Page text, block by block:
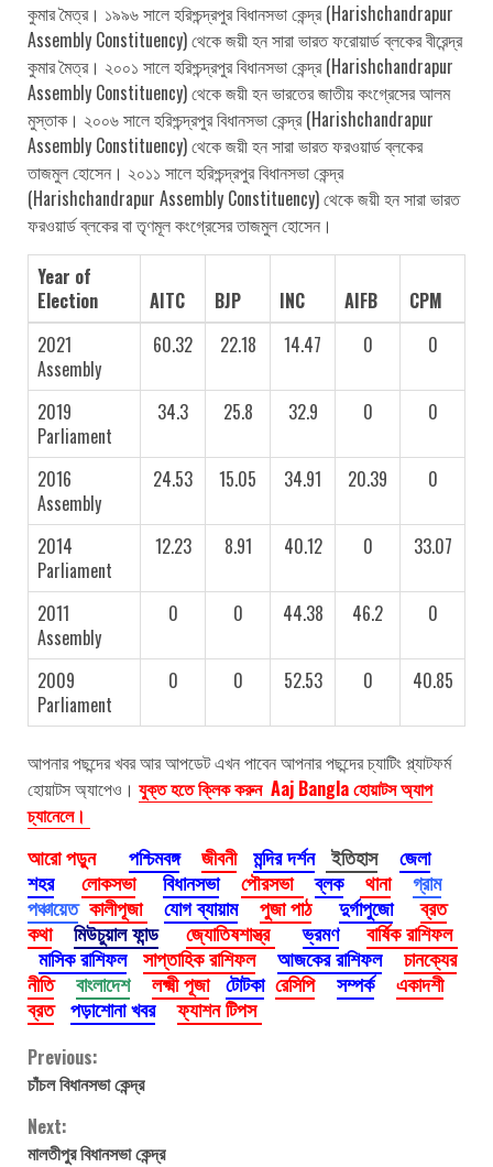
কুমার মৈত্র। ১৯৯৬ সালে হরিশ্চন্দ্রপুর বিধানসভা কেন্দ্র (Harishchandrapur
Assembly Constituency) থেকে জয়ী হন সারা ভারত ফরোয়ার্ড ব্লকের বীরেন্দ্র
কুমার মৈত্র। ২০০১ সালে হরিশ্চন্দ্রপুর বিধানসভা কেন্দ্র (Harishchandrapur
Assembly Constituency) থেকে জয়ী হন ভারতের জাতীয় কংগ্রেসের আলম
মুস্তাক। ২০০৬ সালে হরিশ্চন্দ্রপুর বিধানসভা কেন্দ্র (Harishchandrapur
Assembly Constituency) থেকে জয়ী হন সারা ভারত ফরওয়ার্ড ব্লকের
তাজমুল হোসেন। ২০১১ সালে হরিশ্চন্দ্রপুর বিধানসভা কেন্দ্র
(Harishchandrapur Assembly Constituency) থেকে জয়ী হন সারা ভারত
ফরওয়ার্ড ব্লকের বা তৃণমূল কংগ্রেসের তাজমুল হোসেন।
Year of
Election
AITC BJP INC AIFB
CPM
2021
Assembly
60.32 22.18 14.47 0 0
2019
Parliament
34.3 25.8 32.9 0 0
2016
Assembly
24.53 15.05 34.91 20.39 0
2014
Parliament
12.23 8.91 40.12 0 33.07
2011
Assembly
0 0 44.38 46.2 0
2009
Parliament
0 0 52.53 0 40.85
আপনার পছন্দের খবর আর আপডেট এখন পাবেন আপনার পছন্দের চ্যাটিং প্ল্যাটফর্ম
হোয়াটস অ্যাপেও। যুক্ত হতে ক্লিক করুন Aaj Bangla হোয়াটস অ্যাপ
চ্যানেলে।
আরো পড়ুন পশ্চিমবঙ্গ জীবনী মন্দির দর্শন ইতিহাস
জেলা
শহর
লোকসভা বিধানসভা পৌরসভা ব্লক থানা
গ্রাম
পঞ্চায়েত কালীপূজা যোগ ব্যায়াম পুজা পাঠ দুর্গাপুজো
ব্রত
কথা
মিউচুয়াল ফান্ড জ্যোতিষশাস্ত্র ভ্রমণ
বার্ষিক রাশিফল
মাসিক রাশিফল সাপ্তাহিক রাশিফল আজকের রাশিফল
চানক্যের
নীতি
বাংলাদেশ লক্ষ্মী পূজা টোটকা রেসিপি সম্পর্ক
একাদশী
ব্রত পড়াশোনা খবর ফ্যাশন টিপস
Continue
Reading
Previous:
চাঁচল বিধানসভা কেন্দ্র
Next:
মালতীপুর বিধানসভা কেন্দ্র